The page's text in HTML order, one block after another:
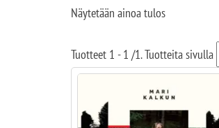
Näytetään ainoa tulos
Tuotteet 1 - 1 /1. Tuotteita sivulla